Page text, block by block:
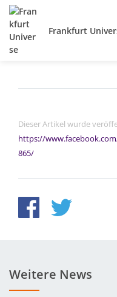
Frankfurt
Dieser Artikel wurde
https://
865/
Weitere News